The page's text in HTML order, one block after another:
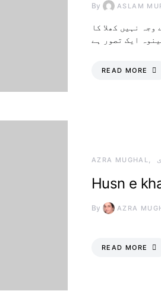
By ASLAM
نہیں کھلا کا
READ MORE
AZRA MUGHAL
Husn e
By AZRA
READ MORE